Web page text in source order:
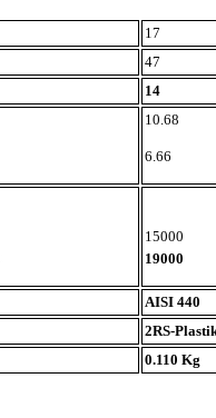
17
47
14
10.68
6.66
15000
19000
AISI 440
2RS-
0.110 Kg